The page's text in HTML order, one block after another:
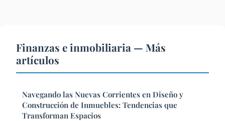
Finanzas e inmobiliaria — Más
artículos
Navegando las Nuevas Corrientes en Diseño y
Construcción de Inmuebles: Tendencias que
Transforman Espacios